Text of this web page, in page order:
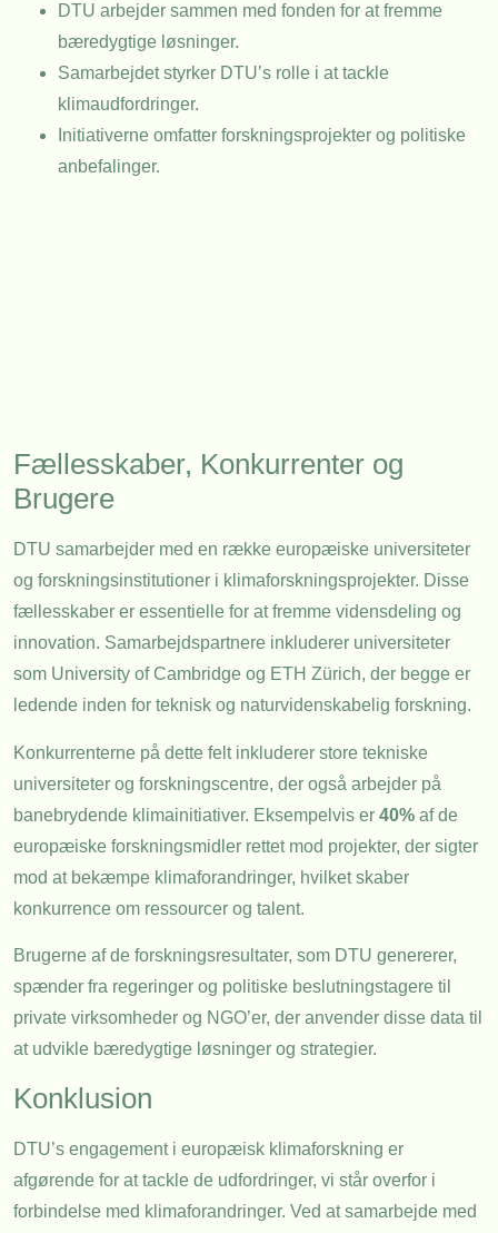
DTU arbejder sammen med fonden for at fremme
bæredygtige løsninger.
Samarbejdet styrker DTU’s rolle i at tackle
klimaudfordringer.
Initiativerne omfatter forskningsprojekter og politiske
anbefalinger.
Fællesskaber, Konkurrenter og
Brugere
DTU samarbejder med en række europæiske universiteter
og forskningsinstitutioner i klimaforskningsprojekter. Disse
fællesskaber er essentielle for at fremme vidensdeling og
innovation. Samarbejdspartnere inkluderer universiteter
som University of Cambridge og ETH Zürich, der begge er
ledende inden for teknisk og naturvidenskabelig forskning.
Konkurrenterne på dette felt inkluderer store tekniske
universiteter og forskningscentre, der også arbejder på
banebrydende klimainitiativer. Eksempelvis er 40% af de
europæiske forskningsmidler rettet mod projekter, der sigter
mod at bekæmpe klimaforandringer, hvilket skaber
konkurrence om ressourcer og talent.
Brugerne af de forskningsresultater, som DTU genererer,
spænder fra regeringer og politiske beslutningstagere til
private virksomheder og NGO’er, der anvender disse data til
at udvikle bæredygtige løsninger og strategier.
Konklusion
DTU’s engagement i europæisk klimaforskning er
afgørende for at tackle de udfordringer, vi står overfor i
forbindelse med klimaforandringer. Ved at samarbejde med